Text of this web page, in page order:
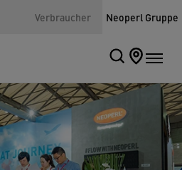
Verbraucher Neoperl Gruppe